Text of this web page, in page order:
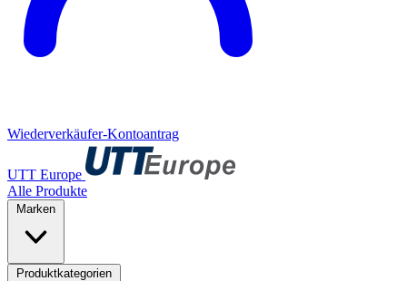
Wiederverkäufer-Kontoantrag
UTT Europe
Alle Produkte
Marken
Produktkategorien